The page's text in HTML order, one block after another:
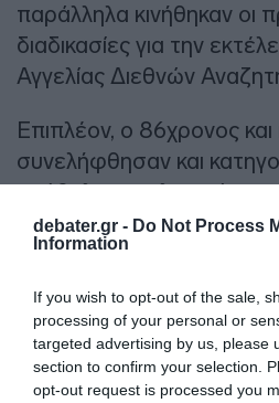
debater.gr - Do Not Process
Information
If you wish to opt-out of the sale,
processing of your personal or
targeted advertising by us, please
section to confirm your selection.
opt-out request is processed you
παράλληλα κινήθηκαν οι
διαδικασίες για την
Αγγελίας Διεθνών
Επιπλέον, ο 86χρονος
συνελήφθησαν και
υπόθαλψη εγκληματία.